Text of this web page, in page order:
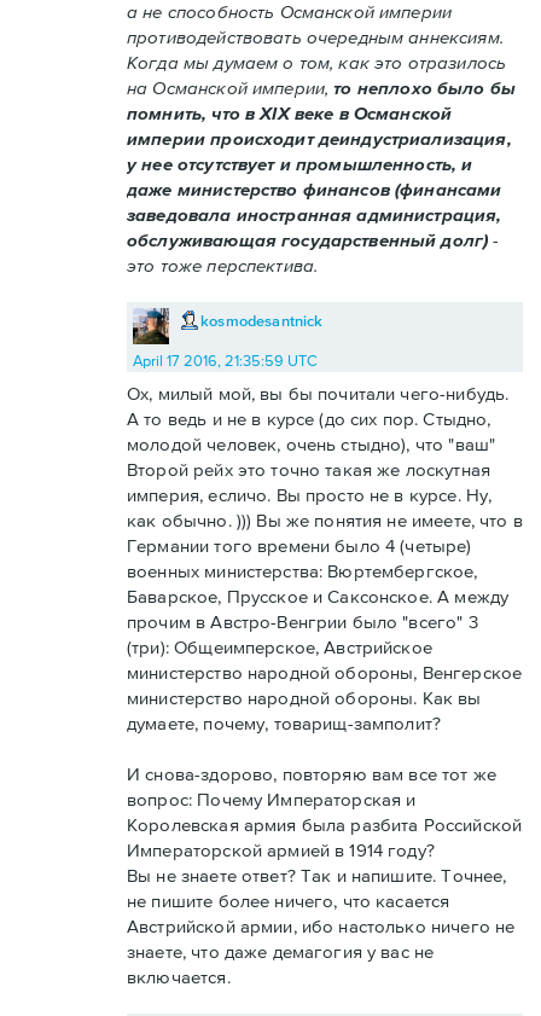
а не способность Османской империи
противодействовать очередным аннексиям.
Когда мы думаем о том, как это отразилось
на Османской империи,то неплохо было бы
помнить, что в XIX веке в Османской
империи происходит деиндустриализация,
у нее отсутствует и промышленность, и
даже министерство финансов (финансами
заведовала иностранная администрация,
обслуживающая государственный долг)-
это тоже перспектива.
kosmodesantnick
April 17 2016, 21:35:59 UTC
Ох, милый мой, вы бы почитали чего-нибудь.
А то ведь и не в курсе (до сих пор. Стыдно,
молодой человек, очень стыдно), что "ваш"
Второй рейх это точно такая же лоскутная
империя, есличо. Вы просто не в курсе. Ну,
как обычно. ))) Вы же понятия не имеете, что в
Германии того времени было 4 (четыре)
военных министерства: Вюртембергское,
Баварское, Прусское и Саксонское. А между
прочим в Австро-Венгрии было "всего" 3
(три): Общеимперское, Австрийское
министерство народной обороны, Венгерское
министерство народной обороны. Как вы
думаете, почему, товарищ-замполит?
И снова-здорово, повторяю вам все тот же
вопрос: Почему Императорская и
Королевская армия была разбита Российской
Императорской армией в 1914 году?
Вы не знаете ответ? Так и напишите. Точнее,
не пишите более ничего, что касается
Австрийской армии, ибо настолько ничего не
знаете, что даже демагогия у вас не
включается.